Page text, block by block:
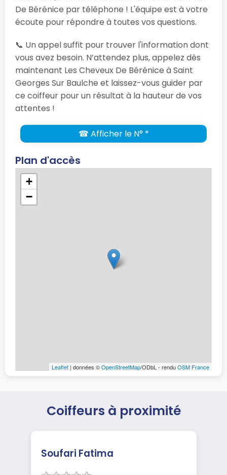
De Bérénice par téléphone ! L'équipe est à votre
écoute pour répondre à toutes vos questions.
📞 Un appel suffit pour trouver l'information dont
vous avez besoin. N’attendez plus, appelez dès
maintenant Les Cheveux De Bérénice à Saint
Georges Sur Baulche et laissez-vous guider par
ce coiffeur pour un résultat à la hauteur de vos
attentes !
☎ Afficher le N° *
Plan d'accès
+
−
Leaflet | données ©OpenStreetMap/ODbL - renduOSM France
Coiffeurs à proximité
Soufari Fatima